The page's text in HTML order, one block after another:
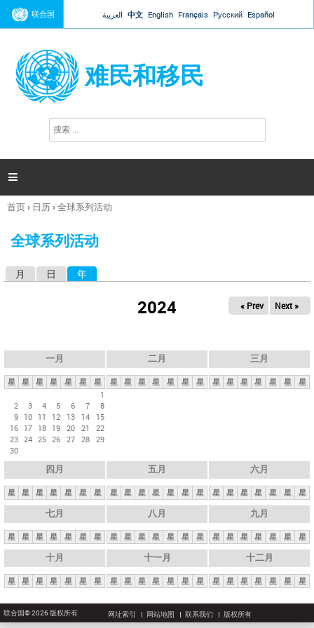
Jump to navigation
联合国 العربية 中文 English Français Русский Español
难民和移民
搜
索

你
这
首页› 日历›全球系列活动
全球系列活动
月 日 年
2024 « Prev Next »
一月
星 星 星 星 星 星
星
1
2
3 4 5 6 7
8
9 10 11 12 13 14
15
16 17 18 19 20 21
22
23 24 25 26 27 28 29
30
二月
星 星 星 星 星 星 星
三月
星 星 星 星 星 星 星
四月
星 星 星 星 星 星 星
五月
星 星 星 星 星 星 星
六月
星 星 星 星 星 星 星
七月
星 星 星 星 星 星 星
八月
星 星 星 星 星 星 星
九月
星 星 星 星 星 星 星
十月
星 星 星 星 星 星 星
十一月
星 星 星 星 星 星 星
十二月
星 星 星 星 星 星 星
联合国© 2026 版权所有 网址索引 网站地图 联系我们 版权所有